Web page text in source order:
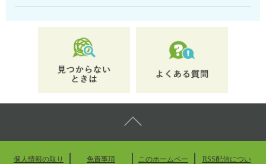
個人情報の取り
免責事項
このホームペー
RSS配信につい